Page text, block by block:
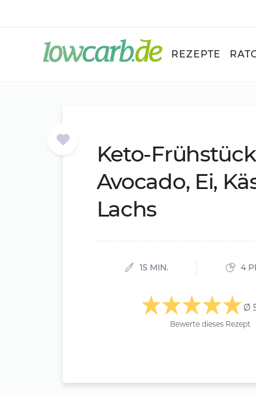
REZEPTE
Keto-
Avo­ca­do, Ei,
Lachs
15 MIN. 4
Ø
Bewerte dieses Rezept